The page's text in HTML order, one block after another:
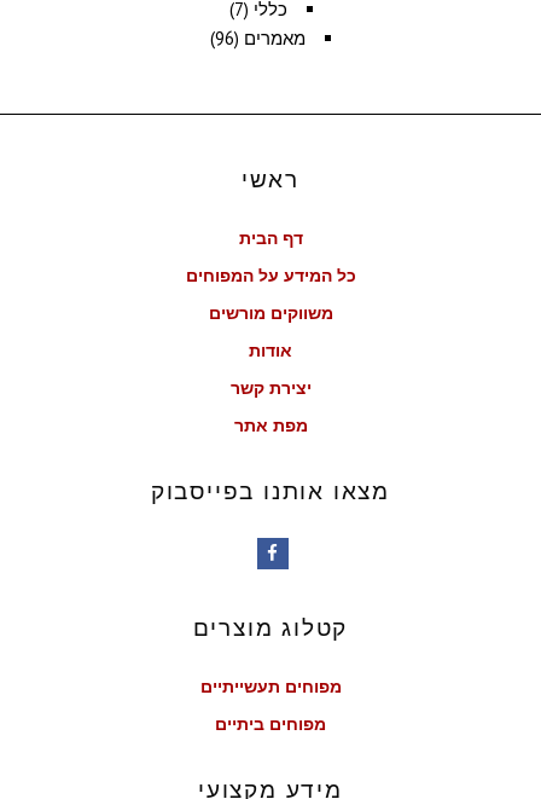
כללי (7)
מאמרים (96)
ראשי
דף הבית
כל המידע על המפוחים
משווקים מורשים
אודות
יצירת קשר
מפת אתר
מצאו אותנו בפייסבוק
קטלוג מוצרים
מפוחים תעשייתיים
מפוחים ביתיים
מידע מקצועי